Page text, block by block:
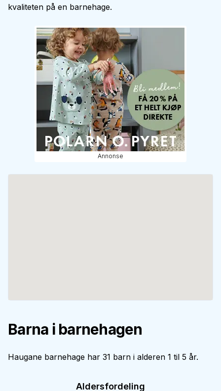
kvaliteten på en barnehage.
Annonse
Barna i barnehagen
Haugane barnehage har 31 barn i alderen 1 til 5 år.
Aldersfordeling